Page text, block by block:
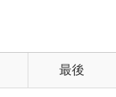
最後